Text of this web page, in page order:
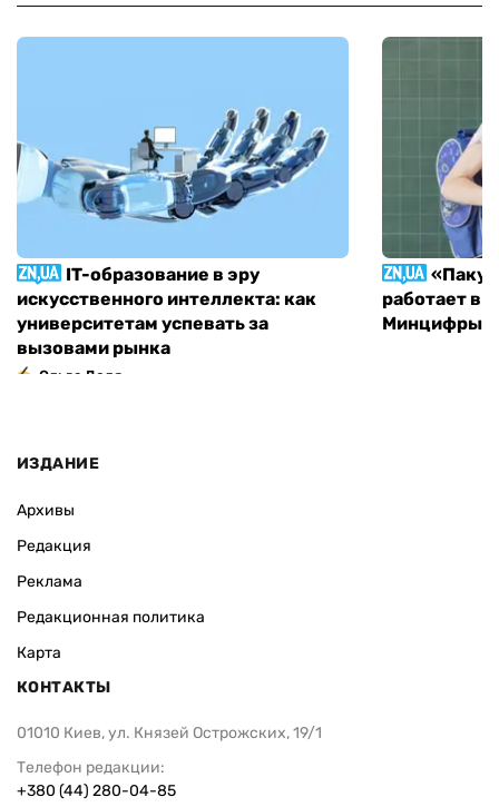
IT-образование в эру
искусственного интеллекта: как
университетам успевать за
вызовами рынка
Ольга Доля
работает в
Минцифры
ИЗДАНИЕ
Архивы
Редакция
Реклама
Редакционная политика
Карта
КОНТАКТЫ
01010 Киев, ул. Князей Острожских, 19/1
Телефон редакции:
+380 (44) 280-04-85